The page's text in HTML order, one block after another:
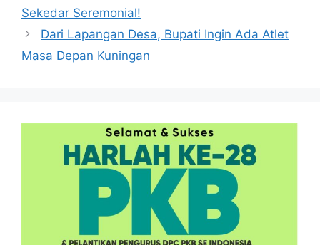
Sekedar Seremonial!
Dari Lapangan Desa, Bupati Ingin Ada Atlet
Masa Depan Kuningan